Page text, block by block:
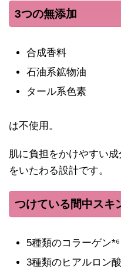
3つの無添加
合成香料
石油系鉱物油
タール系色素
は不使用。
肌に負担をかけやすい
をいたわる設計です。
つけている間中スキ
5種類のコラーゲン*⁶
3種類のヒアルロン